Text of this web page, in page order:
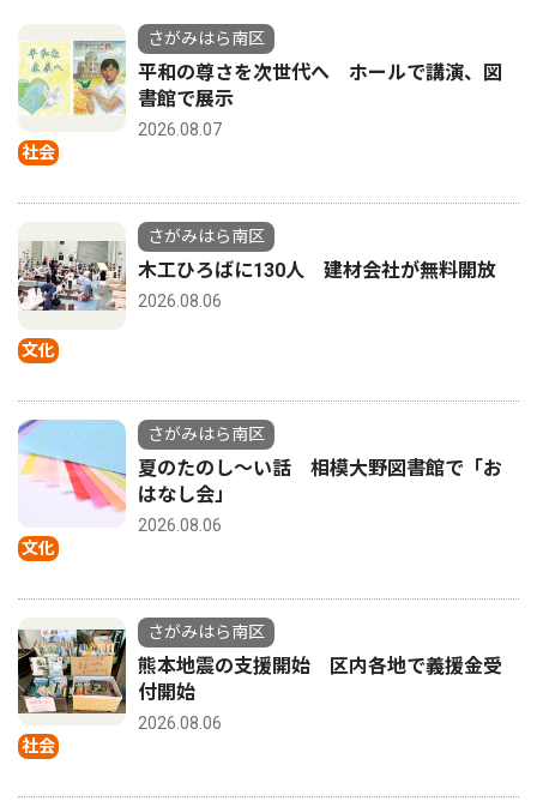
社会
さがみはら南区
平和の尊さを次世代へ ホールで講演、図
書館で展示
2026.08.07
文化
さがみはら南区
木工ひろばに130人 建材会社が無料開放
2026.08.06
文化
さがみはら南区
夏のたのし〜い話 相模大野図書館で「お
はなし会」
2026.08.06
社会
さがみはら南区
熊本地震の支援開始 区内各地で義援金受
付開始
2026.08.06